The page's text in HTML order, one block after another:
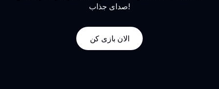
صدای جذاب!
الان بازی کن